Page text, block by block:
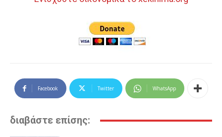
Facebook Twitter WhatsApp
διαβάστε επίσης: